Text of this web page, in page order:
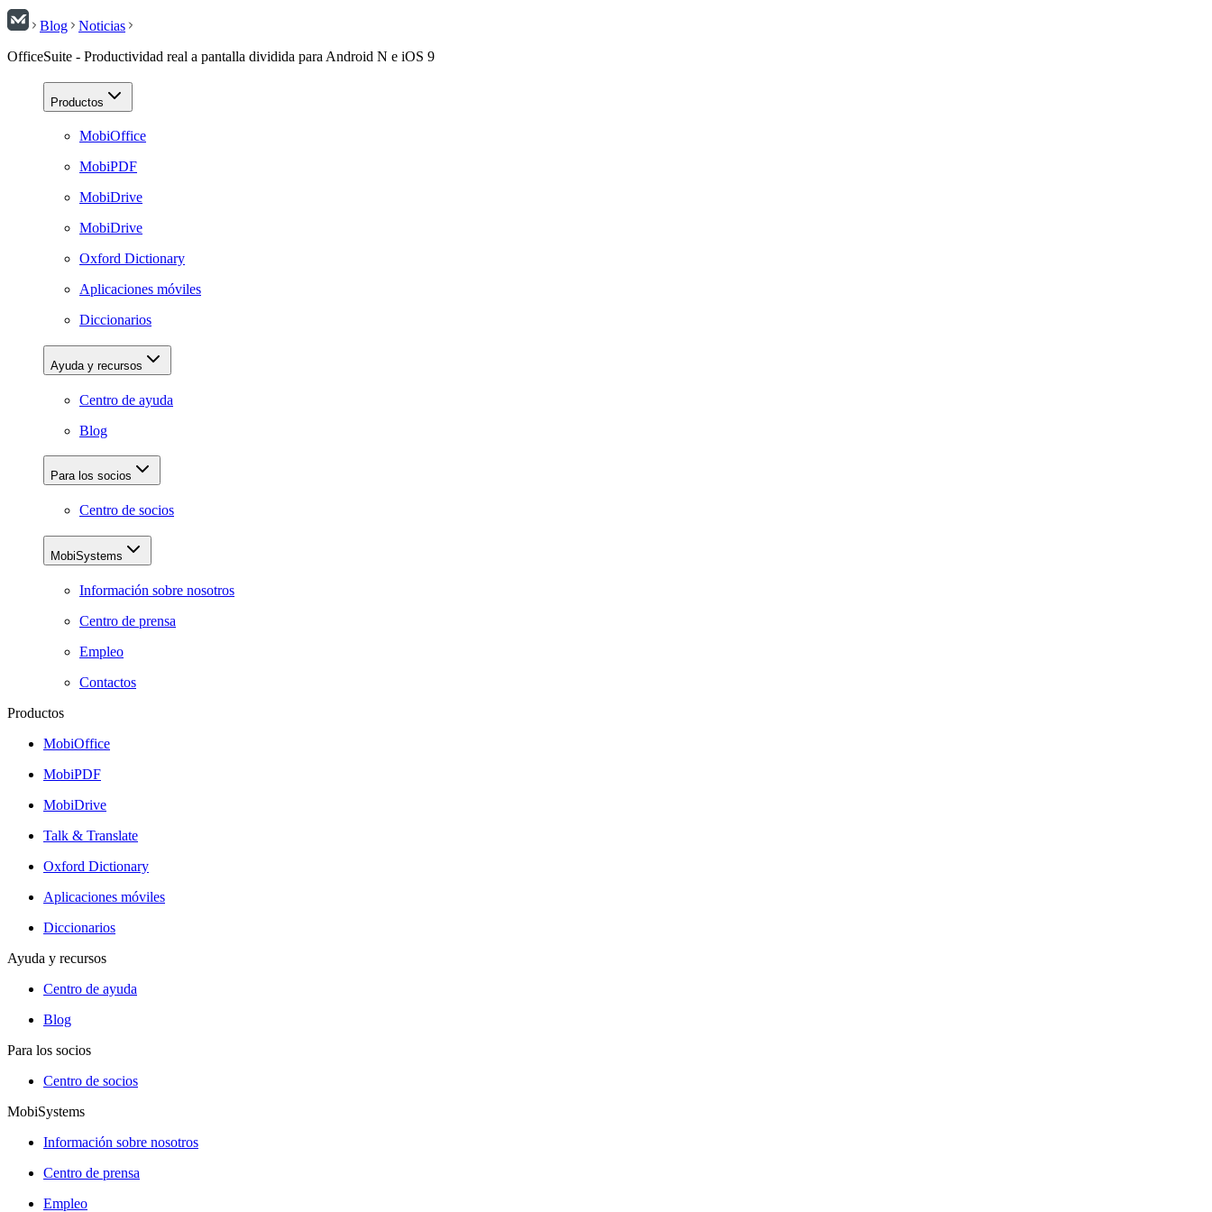
Blog
Noticias
OfficeSuite - Productividad real a pantalla dividida para Android N e iOS 9
Productos
MobiOffice
MobiPDF
MobiDrive
MobiDrive
Oxford Dictionary
Aplicaciones móviles
Diccionarios
Ayuda y recursos
Centro de ayuda
Blog
Para los socios
Centro de socios
MobiSystems
Información sobre nosotros
Centro de prensa
Empleo
Contactos
Productos
MobiOffice
MobiPDF
MobiDrive
Talk & Translate
Oxford Dictionary
Aplicaciones móviles
Diccionarios
Ayuda y recursos
Centro de ayuda
Blog
Para los socios
Centro de socios
MobiSystems
Información sobre nosotros
Centro de prensa
Empleo